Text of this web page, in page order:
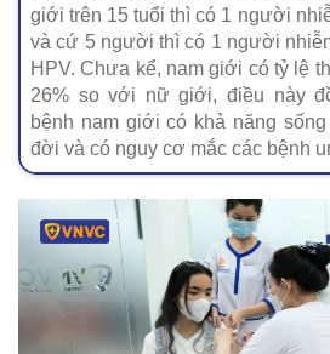
giới trên 15 tuổi thì có 1 người
và cứ 5 người thì có 1 người
HPV. Chưa kể, nam giới có tỷ lệ
26% so với nữ giới, điều này
bệnh nam giới có khả năng
đời và có nguy cơ mắc các bệnh